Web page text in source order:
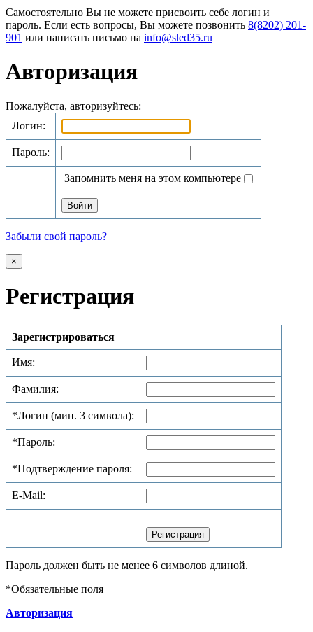
Cамостоятельно Вы не можете присвоить себе логин и
пароль. Если есть вопросы, Вы можете позвонить 8(8202) 201-
901 или написать письмо на
Авторизация
Пожалуйста, авторизуйтесь:
Логин:
Пароль:
Запомнить меня на этом компьютере
Забыли свой пароль?
×
Регистрация
Зарегистрироваться
Имя:
Фамилия:
*Логин (мин. 3 символа):
*Пароль:
*Подтверждение пароля:
E-Mail:
Пароль должен быть не менее 6 символов длиной.
*Обязательные поля
Авторизация